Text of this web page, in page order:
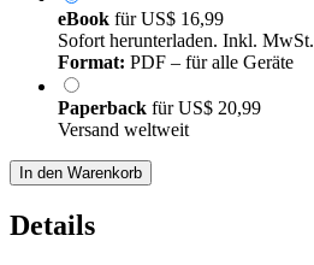
eBook fürUS$ 16,99
Sofort herunterladen. Inkl. MwSt.
Format: PDF – für alle Geräte
Paperback fürUS$ 20,99
Versand weltweit
In den Warenkorb
Details